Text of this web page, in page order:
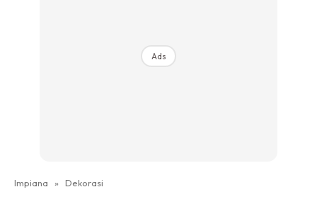
Login|Register
Ads
Impiana » Dekorasi